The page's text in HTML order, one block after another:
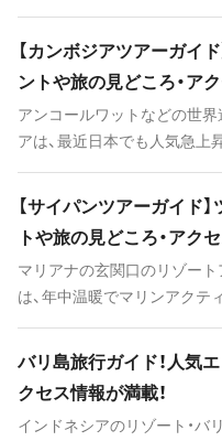
料理など旅の楽しみ方は無限
ッコ旅行に必要な基本情報、
ます。
魅力です。また、この国の自
豊かなオアシス、鮮やかなタ
塩田および塩湖、そして地中
ビーチリゾートなどが訪れ
エジプトは他の観光国と比べ
滞在中にかかる費用が抑え
トでしょう！このページでは
自然が満喫できるスポット、
プト旅行の計画を立てるのに
と紹介しています。
【カンボジアツアーガイ
ントや旅の見どころ・ア
アンコールワットなどの世
アは、最近日本でも人気急上
り、歴史好きでなくとも楽し
魅力的な国です。 歴史的遺跡だけではなく、実は秘
境ビーチがあるところもカン
カンボジアを旅行するならぜ
観光スポット、おすすめホテ
ど、旅行に役立つ情報を紹介
【サイパンツアーガイド
トや旅の見どころ・アク
マリアナの玄関口のリゾート
は、年中温暖でマリンアクテ
さんの熱帯魚とふれあえます
まったりしたり、アメリカン
南国の非日常を体感して、思
できます。こぢんまりとして
バリ島旅行ガイド！人気
クセス情報が満載！
インドネシアのリゾート・バ